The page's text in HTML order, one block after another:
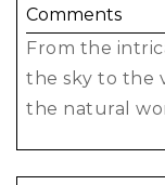
Comments
From the
the sky to the
the natural